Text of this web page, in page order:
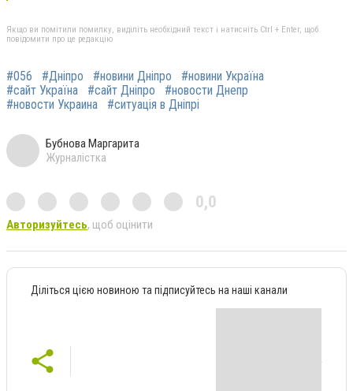
Якщо ви помітили помилку, виділіть необхідний текст і натисніть Ctrl + Enter, щоб
повідомити про це редакцію
#056 #Дніпро #новини Дніпро
#новини Україна
#сайт Україна
#сайт Дніпро
#новости Днепр
#новости Украина
#ситуація в Дніпрі
Бубнова Маргарита
Журналістка
0,0
Авторизуйтесь, щоб оцінити
Діліться цією новиною та підписуйтесь на наші канали